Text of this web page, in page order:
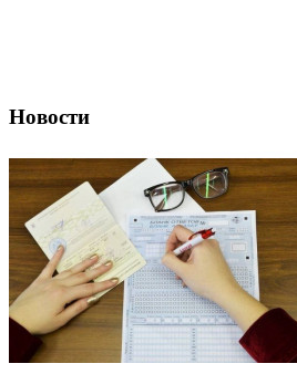
Новости